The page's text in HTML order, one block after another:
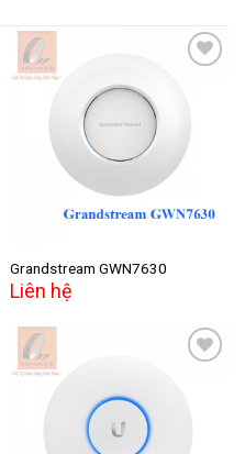
Grandstream GWN7630
Liên hệ